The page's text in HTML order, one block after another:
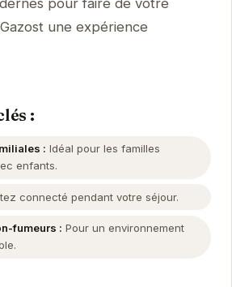
pour faire de votre
une expérience
:
: Idéal pour les familles
enfants.
connecté pendant votre séjour.
fumeurs : Pour un environnement